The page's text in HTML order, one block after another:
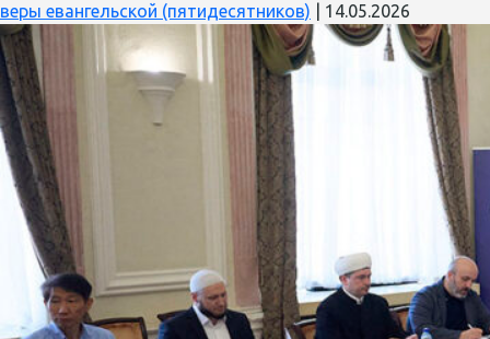
веры евангельской (пятидесятников)
14.05.2026